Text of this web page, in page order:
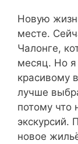
Новую
месте.
Чалонге,
месяц. Но я
красивому
лучше
потому что
экскурсий.
новое